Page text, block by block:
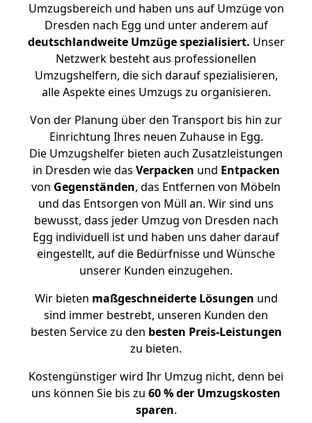
Umzugsbereich und haben uns auf Umzüge von
Dresden nach Egg und unter anderem auf
deutschlandweite Umzüge spezialisiert. Unser
Netzwerk besteht aus professionellen
Umzugshelfern, die sich darauf spezialisieren,
alle Aspekte eines Umzugs zu organisieren.
Von der Planung über den Transport bis hin zur
Einrichtung Ihres neuen Zuhause in Egg.
Die Umzugshelfer bieten auch Zusatzleistungen
in Dresden wie das Verpacken und Entpacken
von Gegenständen, das Entfernen von Möbeln
und das Entsorgen von Müll an. Wir sind uns
bewusst, dass jeder Umzug von Dresden nach
Egg individuell ist und haben uns daher darauf
eingestellt, auf die Bedürfnisse und Wünsche
unserer Kunden einzugehen.
Wir bieten maßgeschneiderte Lösungen und
sind immer bestrebt, unseren Kunden den
besten Service zu den besten Preis-Leistungen
zu bieten.
Kostengünstiger wird Ihr Umzug nicht, denn bei
uns können Sie bis zu 60 % der Umzugskosten
sparen.